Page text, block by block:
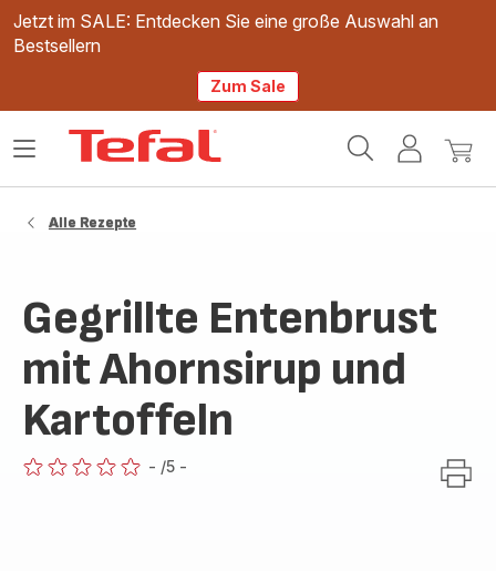
Jetzt im SALE: Entdecken Sie eine große Auswahl an
Bestsellern
Zum Sale
Mein
Mein
Das
Alle Rezepte
Gegrillte Entenbrust
mit Ahornsirup und
Kartoffeln
- /5 -